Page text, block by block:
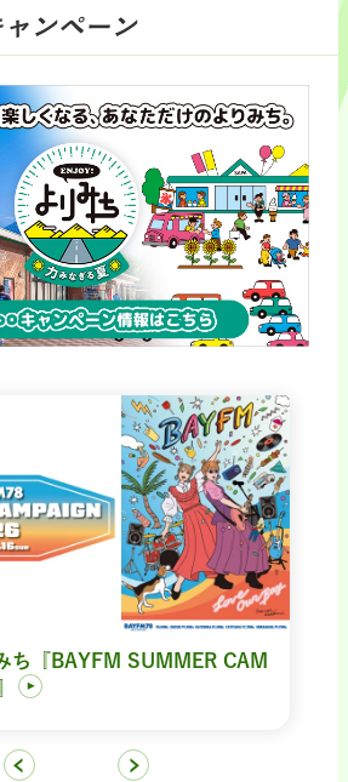
ンペーン
ち『BAYFM SUMMER CAM